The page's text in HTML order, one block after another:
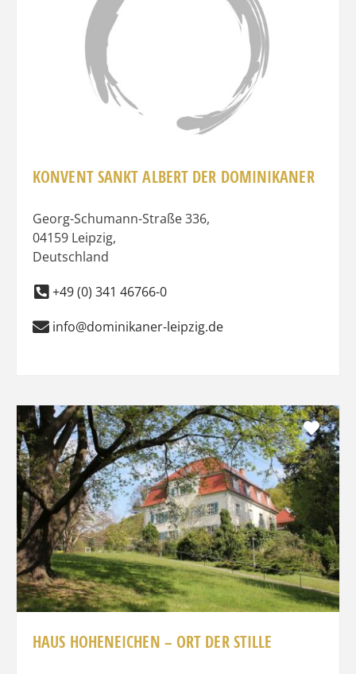
KONVENT SANKT ALBERT DER DOMINIKANER
Georg-Schumann-Straße 336,
04159 Leipzig,
Deutschland
+49 (0) 341 46766-0
info@dominikaner-leipzig.de
HAUS HOHENEICHEN – ORT DER STILLE